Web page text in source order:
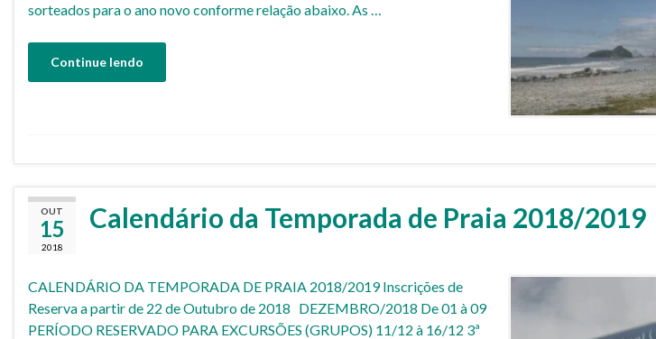
sorteados para o ano novo conforme relação abaixo. As …
Continue lendo
OUT
15
2018
Calendário da Temporada de Praia 2018/2019
CALENDÁRIO DA TEMPORADA DE PRAIA 2018/2019 Inscrições de
Reserva a partir de 22 de Outubro de 2018 DEZEMBRO/2018 De 01 à 09
PERÍODO RESERVADO PARA EXCURSÕES (GRUPOS) 11/12 à 16/12 3ª